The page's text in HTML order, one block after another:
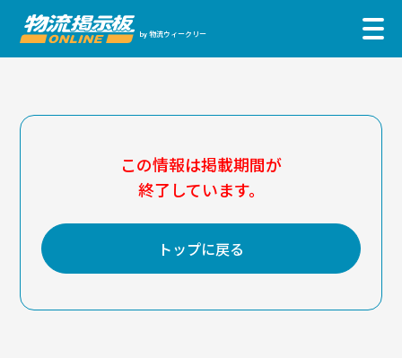
by 物流ウィークリー
この情報は掲載期間が
終了しています。
トップに戻る